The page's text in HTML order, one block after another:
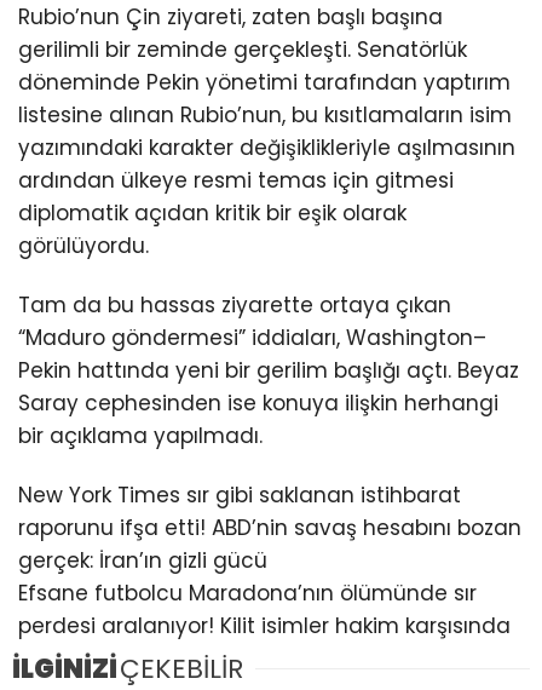
Rubio’nun Çin ziyareti, zaten başlı başına
gerilimli bir zeminde gerçekleşti. Senatörlük
döneminde Pekin yönetimi tarafından yaptırım
listesine alınan Rubio’nun, bu kısıtlamaların isim
yazımındaki karakter değişiklikleriyle aşılmasının
ardından ülkeye resmi temas için gitmesi
diplomatik açıdan kritik bir eşik olarak
görülüyordu.
Tam da bu hassas ziyarette ortaya çıkan
“Maduro göndermesi” iddiaları, Washington–
Pekin hattında yeni bir gerilim başlığı açtı. Beyaz
Saray cephesinden ise konuya ilişkin herhangi
bir açıklama yapılmadı.
New York Times sır gibi saklanan istihbarat
raporunu ifşa etti! ABD’nin savaş hesabını bozan
gerçek: İran’ın gizli gücü
Efsane futbolcu Maradona’nın ölümünde sır
perdesi aralanıyor! Kilit isimler hakim karşısında
İLGİNİZİÇEKEBİLİR